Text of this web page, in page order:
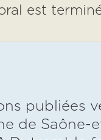
est
publiées
de